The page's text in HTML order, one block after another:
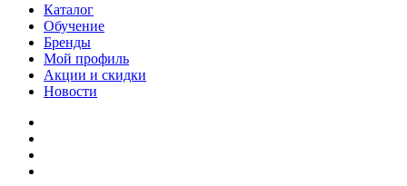
Каталог
Обучение
Бренды
Мой профиль
Акции и скидки
Новости